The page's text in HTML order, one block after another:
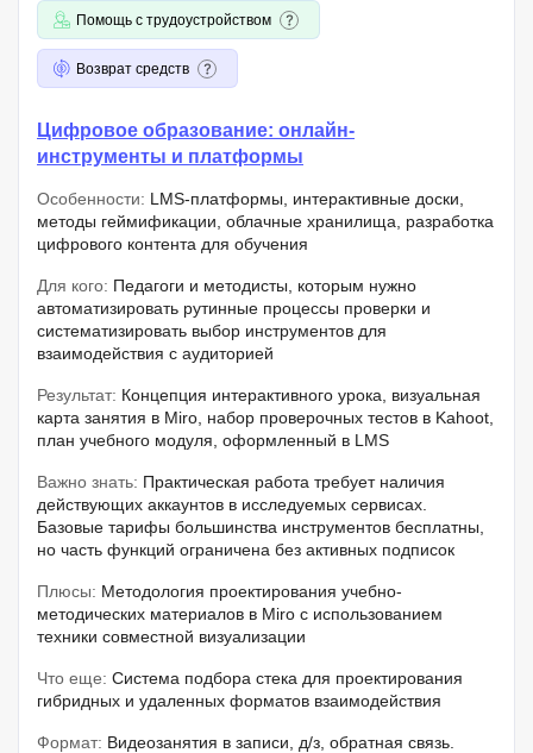
Помощь с трудоустройством
Возврат средств
Цифровое образование: онлайн-
инструменты и платформы
Особенности: LMS-платформы, интерактивные доски,
методы геймификации, облачные хранилища, разработка
цифрового контента для обучения
Для кого: Педагоги и методисты, которым нужно
автоматизировать рутинные процессы проверки и
систематизировать выбор инструментов для
взаимодействия с аудиторией
Результат: Концепция интерактивного урока, визуальная
карта занятия в Miro, набор проверочных тестов в Kahoot,
план учебного модуля, оформленный в LMS
Важно знать: Практическая работа требует наличия
действующих аккаунтов в исследуемых сервисах.
Базовые тарифы большинства инструментов бесплатны,
но часть функций ограничена без активных подписок
Плюсы: Методология проектирования учебно-
методических материалов в Miro с использованием
техники совместной визуализации
Что еще: Система подбора стека для проектирования
гибридных и удаленных форматов взаимодействия
Формат: Видеозанятия в записи, д/з, обратная связь.